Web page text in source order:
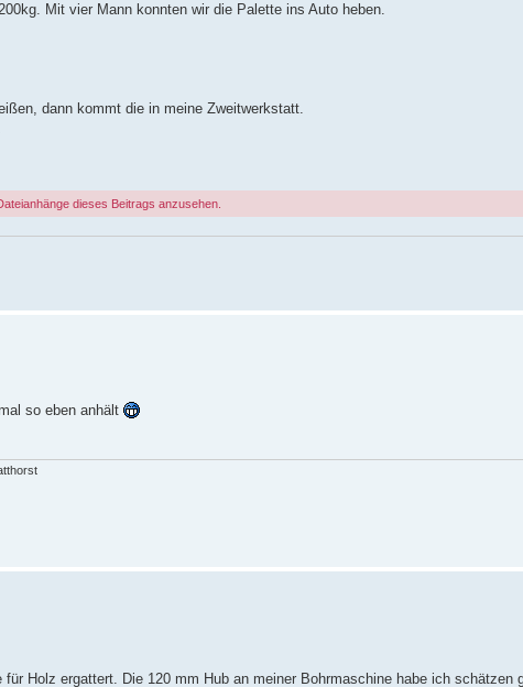
Mit vier Mann konnten wir die Palette ins Auto heben.
dann kommt die in meine Zweitwerkstatt.
dieses Beitrags anzusehen.
so eben anhält
Holz ergattert. Die 120 mm Hub an meiner Bohrmaschine habe ich schätzen